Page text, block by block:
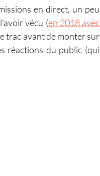
en direct, un peu
vécu (en 2018 avec
trac avant de monter sur
réactions du public (qui